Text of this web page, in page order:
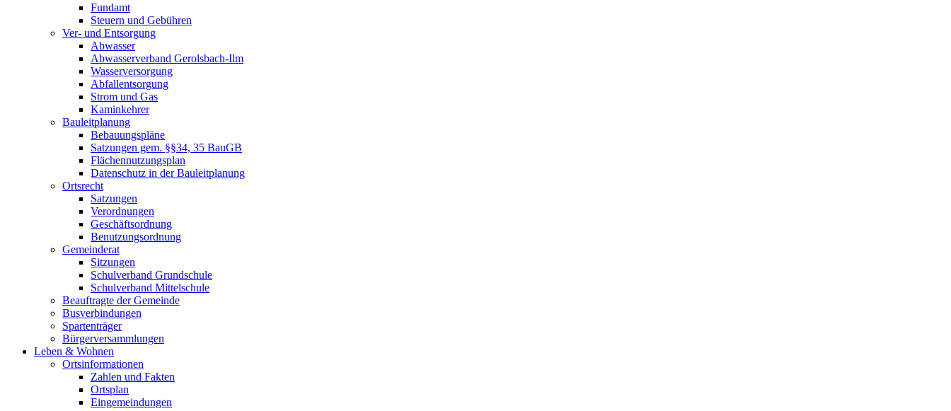
Fundamt
Steuern und Gebühren
Ver- und Entsorgung
Abwasser
Abwasserverband Gerolsbach-Ilm
Wasserversorgung
Abfallentsorgung
Strom und Gas
Kaminkehrer
Bauleitplanung
Bebauungspläne
Satzungen gem. §§34, 35 BauGB
Flächennutzungsplan
Datenschutz in der Bauleitplanung
Ortsrecht
Satzungen
Verordnungen
Geschäftsordnung
Benutzungsordnung
Gemeinderat
Sitzungen
Schulverband Grundschule
Schulverband Mittelschule
Beauftragte der Gemeinde
Busverbindungen
Spartenträger
Bürgerversammlungen
Leben & Wohnen
Ortsinformationen
Zahlen und Fakten
Ortsplan
Eingemeindungen